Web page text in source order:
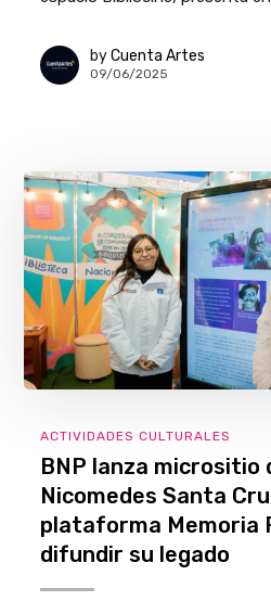
by Cuenta Artes
09/06/2025
ACTIVIDADES CULTURALES
BNP lanza micrositio
Nicomedes Santa
plataforma Memoria
difundir su legado